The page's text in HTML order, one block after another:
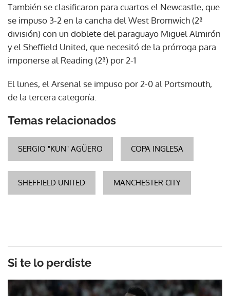
También se clasificaron para cuartos el Newcastle, que
se impuso 3-2 en la cancha del West Bromwich (2ª
división) con un doblete del paraguayo Miguel Almirón
y el Sheffield United, que necesitó de la prórroga para
imponerse al Reading (2ª) por 2-1
El lunes, el Arsenal se impuso por 2-0 al Portsmouth,
de la tercera categoría.
Temas relacionados
SERGIO "KUN" AGÜERO COPA INGLESA
SHEFFIELD UNITED MANCHESTER CITY
Si te lo perdiste